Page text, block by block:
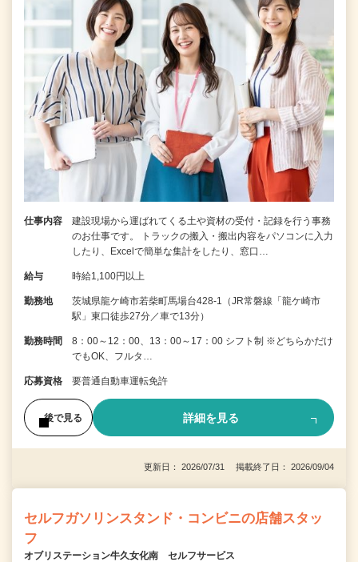
仕事内容
建設現場から運ばれてくる土や資材の受付・記録を行う事務
のお仕事です。 トラックの搬入・搬出内容をパソコンに入力
したり、Excelで簡単な集計をしたり、窓口…
給与 時給1,100円以上
勤務地
茨城県龍ケ崎市若柴町馬場台428-1（JR常磐線「龍ケ崎市
駅」東口徒歩27分／車で13分）
勤務時間
8：00～12：00、13：00～17：00 シフト制 ※どちらかだけ
でもOK、フルタ…
応募資格 要普通自動車運転免許
後で見る 詳細を見る
更新日： 2026/07/31 掲載終了日： 2026/09/04
セルフガソリンスタンド・コンビニの店舗スタッ
フ
オブリステーション牛久女化南 セルフサービス